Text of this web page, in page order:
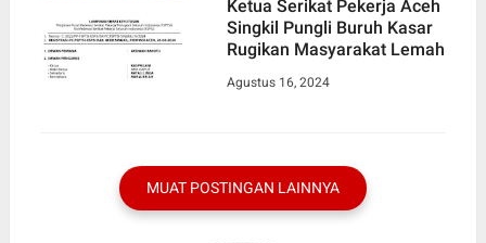
Ketua Serikat Pekerja Aceh
Singkil Pungli Buruh Kasar
Rugikan Masyarakat Lemah
Agustus 16, 2024
MUAT POSTINGAN LAINNYA